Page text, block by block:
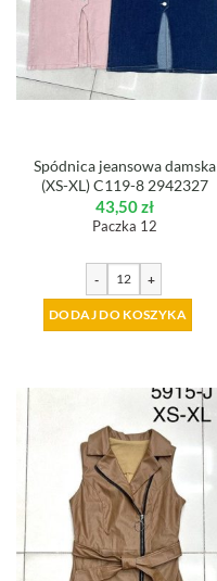
Spódnica jeansowa damska
(XS-XL) C119-8 2942327
43,50zł
Paczka 12
- +
DODAJ DO KOSZYKA